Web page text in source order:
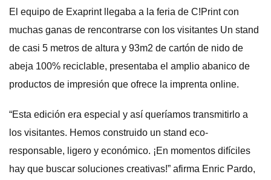
El equipo de Exaprint llegaba a la feria de C!Print con
muchas ganas de rencontrarse con los visitantes Un stand
de casi 5 metros de altura y 93m2 de cartón de nido de
abeja 100% reciclable, presentaba el amplio abanico de
productos de impresión que ofrece la imprenta online.
“Esta edición era especial y así queríamos transmitirlo a
los visitantes. Hemos construido un stand eco-
responsable, ligero y económico. ¡En momentos difíciles
hay que buscar soluciones creativas!” afirma Enric Pardo,